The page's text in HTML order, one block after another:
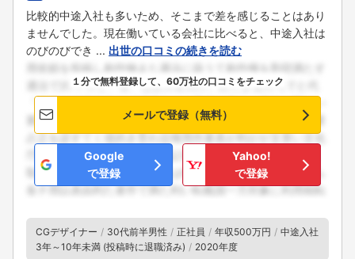
比較的中途入社も多いため、そこまで差を感じることはあり
ませんでした。現在働いている会社に比べると、中途入社は
のびのびでき ... 出世の口コミの続きを読む
１分で無料登録して、60万社の口コミをチェック
メールで登録（無料）
Google
で登録
Yahoo!
で登録
CGデザイナー 30代前半男性 正社員 年収500万円
中途入社
3年～10年未満 (投稿時に退職済み)
2020年度